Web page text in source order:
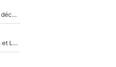
Bradley Barcola : Luis Enrique prêt à l’écarter au PSG, la décision qui va accélérer son transfert à Liverpool ?
La Liga sur beIN SPORTS, c’est terminé : Kylian Mbappé et Lamine Yamal changent de chaîne, «le moment était venu d'ouvrir un nouveau chapitre»